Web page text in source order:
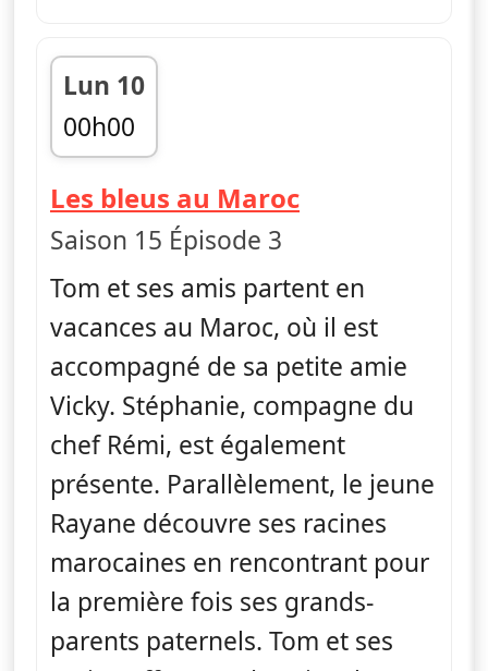
Lun 10
00h00
fin 01h00
Les bleus au Maroc— Camping
Saison 15 Épisode 3
Tom et ses amis partent en
vacances au Maroc, où il est
accompagné de sa petite amie
Vicky. Stéphanie, compagne du
chef Rémi, est également
présente. Parallèlement, le jeune
Rayane découvre ses racines
marocaines en rencontrant pour
la première fois ses grands-
parents paternels. Tom et ses